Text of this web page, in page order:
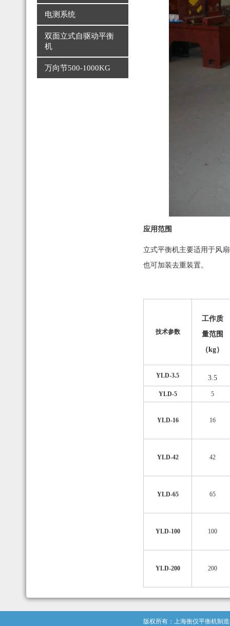
电测系统
双面立式自驱动平衡
机
万向节500-1000KG
应用范围
立式平衡机主要适用于风
也可加装去重装置。
技术参数
工作质
量范围
（kg）
YLD-3.5 3.5
YLD-5 5
YLD-16 16
YLD-42 42
YLD-65 65
YLD-100 100
YLD-200 200
版权所有：上海衡仪平衡机制